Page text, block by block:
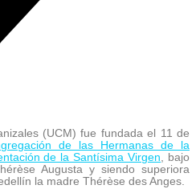
(UCM) fue fundada el 11 de
de las Hermanas de la
de la Santísima Virgen, bajo
Augusta y siendo superiora
la madre Thérèse des Anges.